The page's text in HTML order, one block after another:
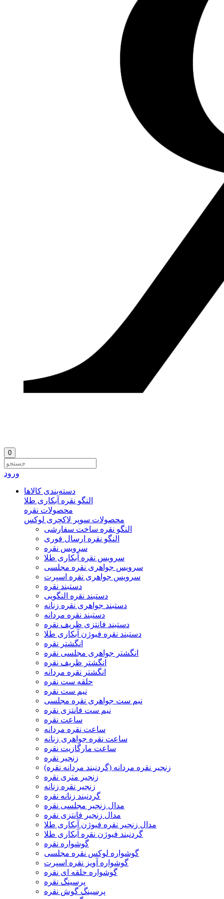
0
ورود
دسته‌بندی‌ کالاها
النگو نقره آبکاری طلا
محصولات نقره
محصولات سوپر لاکچری لوکس
النگو نقره ساخت سفارشی
النگو نقره ارسال فوری
سرویس نقره
سرویس نقره آبکاری طلا
سرویس جواهری نقره مجلسی
سرویس جواهری نقره اسپرت
دستبند نقره
دستبند نقره النگویی
دستبند جواهری نقره زنانه
دستبند نقره مردانه
دستبند فانتزی ظریف نقره
دستبند نقره فیوژن آبکاری طلا
انگشتر نقره
انگشتر جواهری مجلسی نقره
انگشتر ظریف نقره
انگشتر نقره مردانه
حلقه ست نقره
نیم ست نقره
نیم ست جواهری نقره مجلسی
نیم ست فانتزی نقره
ساعت نقره
ساعت نقره مردانه
ساعت نقره جواهری زنانه
ساعت مارگازیت نقره
زنجیر نقره
زنجیر نقره مردانه (گردنبند مردانه نقره)
زنجیر متری نقره
زنجیر نقره زنانه
گردنبند زنانه نقره
مدال زنجیر مجلسی نقره
مدال زنجیر فانتزی نقره
مدال زنجیر نقره فیوژن آبکاری طلا
گردنبند فیوژن نقره آبکاری طلا
گوشواره نقره
گوشواره لوکس نقره مجلسی
گوشواره آویز نقره اسپرت
گوشواره حلقه ای نقره
پرسینگ نقره
پرسینگ گوش نقره